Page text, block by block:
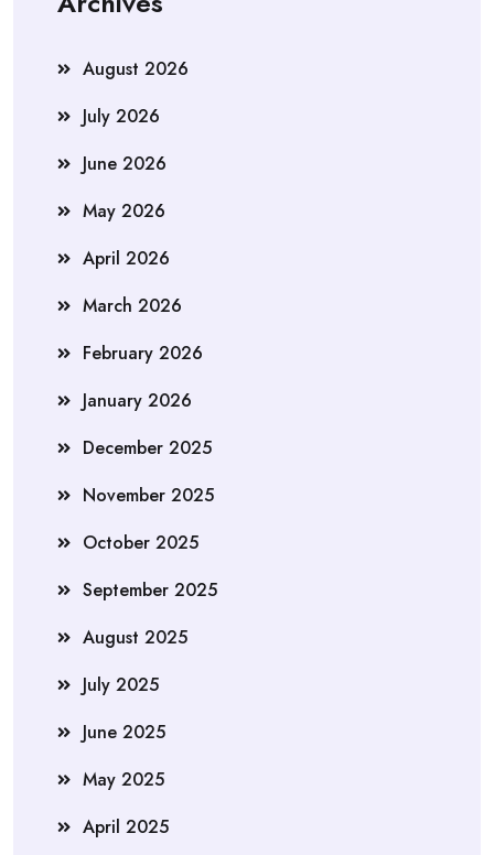
August 2026
July 2026
June 2026
May 2026
April 2026
March 2026
February 2026
January 2026
December 2025
November 2025
October 2025
September 2025
August 2025
July 2025
June 2025
May 2025
April 2025